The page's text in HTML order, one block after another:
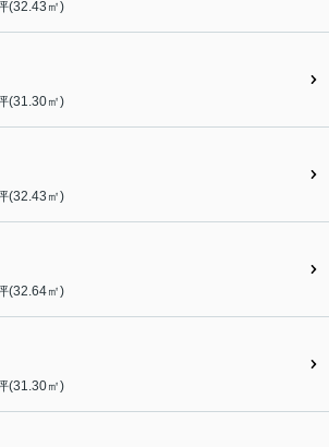
(32.43㎡)
(31.30㎡)
(32.43㎡)
(32.64㎡)
(31.30㎡)